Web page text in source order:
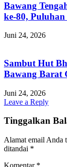
Bawang
ke-80,
Juni 24, 2026
Sambut Hut
Bawang Barat
Juni 24, 2026
Leave a Reply
Tinggalkan
Alamat email Anda
ditandai *